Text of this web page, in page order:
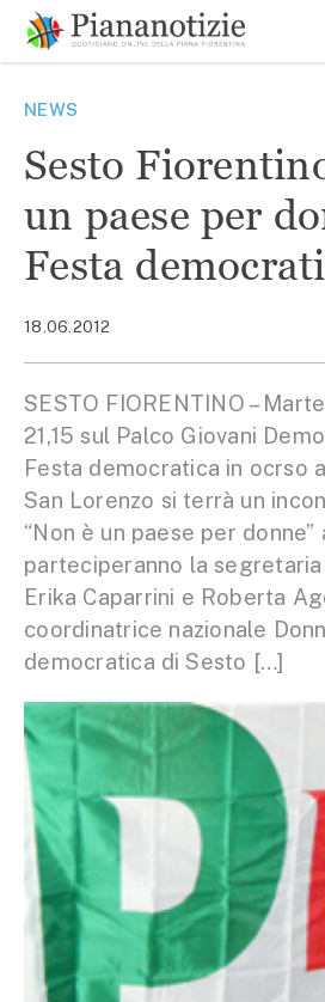
contenuto
SEARCH
NEWS
Sesto
un paese per
Festa
18.06.2012
SESTO FIORENTINO –
21,15 sul Palco Giovani
Festa democratica in ocrso
San Lorenzo si terrà un
“Non è un paese per donne”
parteciperanno la
Erika Caparrini e Roberta
coordinatrice nazionale
democratica di Sesto […]